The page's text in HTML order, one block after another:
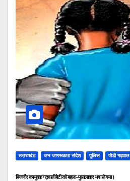
उत्तराखंड जन जागरूकता संदेश पुलिस पौडी गढ़वाल
बिजनौर का युवक गढ़वाली बेटी को बहला–फुसलाकर भगा ले गया।